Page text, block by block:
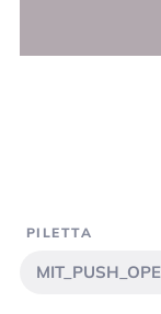
PILETTA